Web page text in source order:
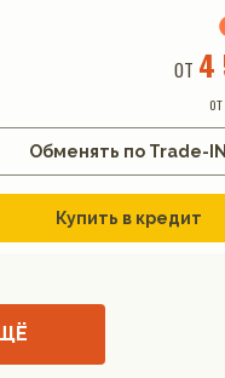
от 4
от
Обменять по Trade-IN
Купить в кредит